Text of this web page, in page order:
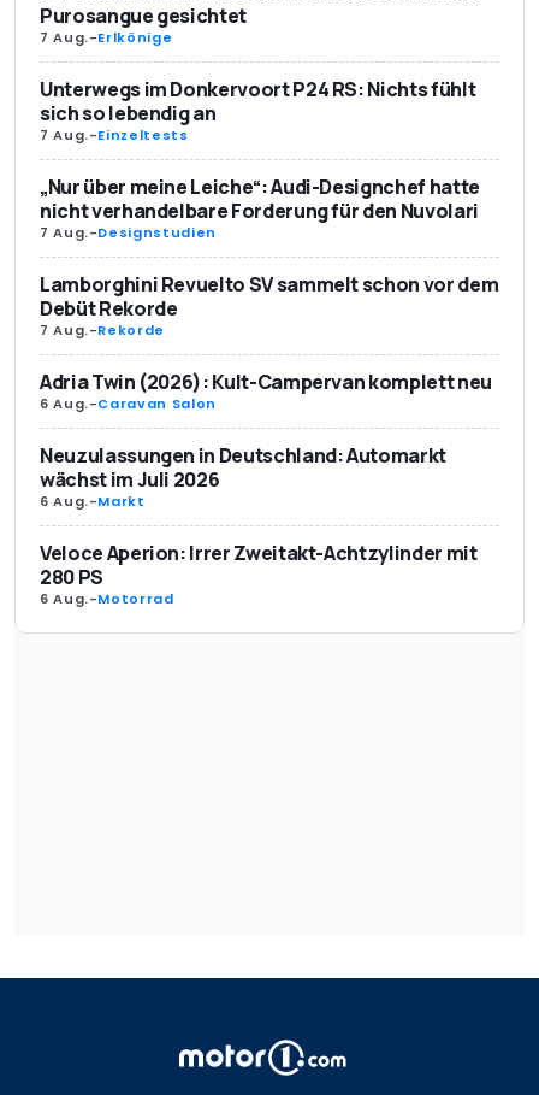
Purosangue gesichtet
7 Aug.-Erlkönige
Unterwegs im Donkervoort P24 RS: Nichts fühlt
sich so lebendig an
7 Aug.-Einzeltests
„Nur über meine Leiche“: Audi-Designchef hatte
nicht verhandelbare Forderung für den Nuvolari
7 Aug.-Designstudien
Lamborghini Revuelto SV sammelt schon vor dem
Debüt Rekorde
7 Aug.-Rekorde
Adria Twin (2026): Kult-Campervan komplett neu
6 Aug.-Caravan Salon
Neuzulassungen in Deutschland: Automarkt
wächst im Juli 2026
6 Aug.-Markt
Veloce Aperion: Irrer Zweitakt-Achtzylinder mit
280 PS
6 Aug.-Motorrad